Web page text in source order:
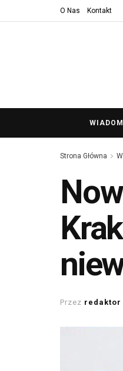
O Nas Kontakt
Strona Główna
Przez redaktor